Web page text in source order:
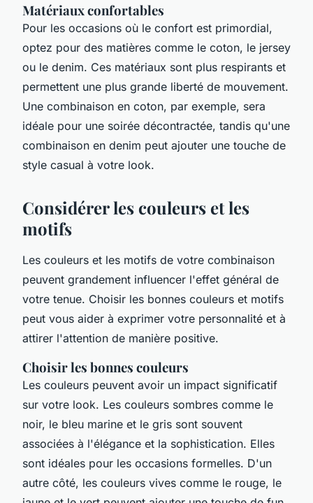
Matériaux confortables
Pour les occasions où le confort est primordial,
optez pour des matières comme le coton, le jersey
ou le denim. Ces matériaux sont plus respirants et
permettent une plus grande liberté de mouvement.
Une combinaison en coton, par exemple, sera
idéale pour une soirée décontractée, tandis qu'une
combinaison en denim peut ajouter une touche de
style casual à votre look.
Considérer les couleurs et les
motifs
Les couleurs et les motifs de votre combinaison
peuvent grandement influencer l'effet général de
votre tenue. Choisir les bonnes couleurs et motifs
peut vous aider à exprimer votre personnalité et à
attirer l'attention de manière positive.
Choisir les bonnes couleurs
Les couleurs peuvent avoir un impact significatif
sur votre look. Les couleurs sombres comme le
noir, le bleu marine et le gris sont souvent
associées à l'élégance et la sophistication. Elles
sont idéales pour les occasions formelles. D'un
autre côté, les couleurs vives comme le rouge, le